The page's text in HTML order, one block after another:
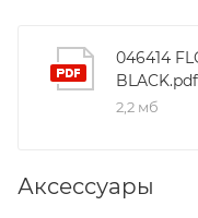
046414
BLACK.pdf
2,2 мб
Аксессуары